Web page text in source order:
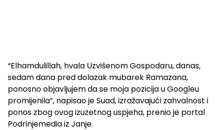
“Elhamdulillah, hvala Uzvišenom Gospodaru, danas,
sedam dana pred dolazak mubarek Ramazana,
ponosno objavljujem da se moja pozicija u Googleu
promijenila”, napisao je Suad, izražavajući zahvalnost i
ponos zbog ovog izuzetnog uspjeha, prenio je portal
Podrinjemedia iz Janje.